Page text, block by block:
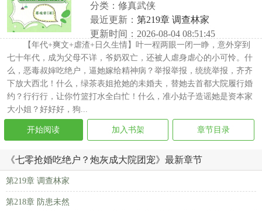
分类：修真武侠
最近更新： 第219章 调查林家
更新时间：2026-08-04 08:51:45
【年代+爽文+虐渣+日久生情】叶一程两眼一闭一睁，意外穿到
七十年代，成为父母不详，爷奶双亡，还被人虐身虐心的小可怜。什
么，恶毒叔婶吃绝户，逼她嫁给精神病？举报举报，统统举报，齐齐
下放大西北！什么，绿茶表姐抢她的未婚夫，替她去首都大院履行婚
约？行行行，让你竹篮打水全白忙！什么，准小姑子造谣她是资本家
大小姐？好好好，狗...
开始阅读 加入书架 章节目录
《七零抢婚吃绝户？炮灰成大院团宠》最新章节
第219章 调查林家
第218章 防患未然